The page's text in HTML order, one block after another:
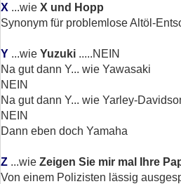
X ...wie X und Hopp
Synonym für problemlose Altöl-
Y ...wie Yuzuki .....NEIN
Na gut dann Y... wie Yawasaki
NEIN
Na gut dann Y... wie Yarley-
NEIN
Dann eben doch Yamaha
Z ...wie Zeigen Sie mir mal Ihre
Von einem Polizisten lässig